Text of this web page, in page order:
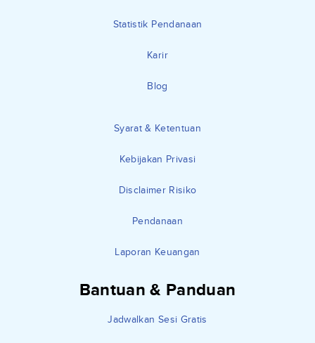
Statistik Pendanaan
Karir
Blog
Syarat & Ketentuan
Kebijakan Privasi
Disclaimer Risiko
Pendanaan
Laporan Keuangan
Bantuan & Panduan
Jadwalkan Sesi Gratis